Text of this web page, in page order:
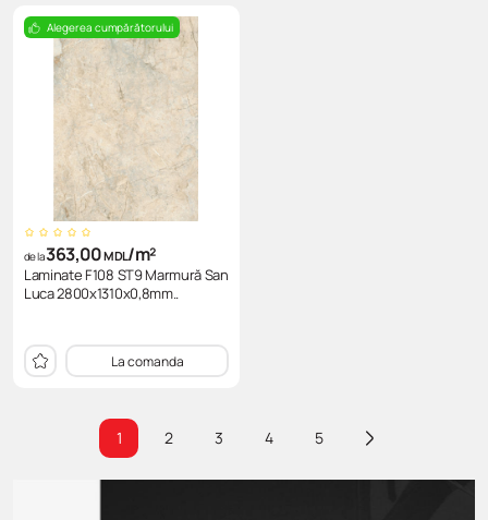
Alegerea cumpărătorului
de la363,00MDL/m²
Laminate F108 ST9 Marmură San
Luca 2800x1310x0,8mm..
La comanda
1 2 3 4 5